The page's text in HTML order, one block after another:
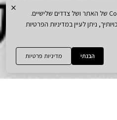
×
אתר זה עושה שימוש בקובצי Cookies של האתר ושל צדדים שלישיים.
ניתן לעיין במדיניות הפרטיות
הבנתי מדיניות פרטיות